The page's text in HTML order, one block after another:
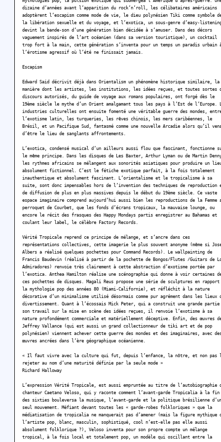
dizaine d’années avant l’apparition du rock’n’roll, les célibataires américains
adoptèrent l’escapism comme mode de vie, le dieu polynésien Tiki comme symbole
la libération sexuelle et du voyage, et l’exotica, un sous-genre d’easy-
devint la bande-son d’une génération bien décidée à s’amuser. Dans des décors
vaguement inspirés de l’art océanien (dans sa version touristique), un cocktail
trop fort à la main, cette génération s’inventa pour un temps un paradis urbain
l’érotisme agressif où l’été ne finissait jamais.
Escapism
Edward Said décrivit déjà dans Orientalism un phénomène historique similaire, la
manière dont les artistes, les institutions, les idées reçues, et toutes sortes
discours autorisés, du guide de voyage aux romans populaires, ont forgé dès le
19ème siècle le mythe d’un Orient amalgamant tous les pays à l’Est de l’Europe.
industries culturelles ont ensuite fomenté une véritable guerre des mondes,
l’exotisme latin, les turqueries, les rêves chinois, les mers caribéennes, le
Brésil, et un Pacifique Sud, fantasmé comme une nouvelle Arcadie alors qu’il
d’être le lieu de sanglants affrontements.
L’exotica, condensé musical d’un ailleurs aussi flou que fascinant, fonctionne
le même principe. Dans les disques de Les Baxter, Arthur Lyman ou de Martin
les rythmes africains se mélangent aux sonorités asiatiques pour produire un
absolument fictionnel. C’est le fétiche exotique parfait, à la fois totalement
inauthentique et absolument fascinant. L’orientalisme et le tropicalisme à sa
suite, sont donc impensables hors de l’invention des techniques de reproduction
de diffusion de plus en plus massives depuis le début du 19ème siècle. Ce vaste
espace imaginaire comprend aujourd’hui aussi bien les reproductions de la Femme
perroquet de Courbet, que les fonds d’écrans tropicaux, la mauvaise lounge, ou
encore le récit des frasques des Happy Mondays partis enregistrer au Bahamas et
coulant leur label, le célèbre Factory Records.
Vérité Tropicale reprend ce principe de mélange, et s’ancre dans ces
représentations collectives, cette imagerie le plus souvent anonyme (même si
Albers a réalisé quelques pochettes pour Command Records). Le wallpainting de
Francis Baudevin (réalisé à partir de la pochette de Bongos/Flutes /Guitars de
Admiradores) renvoie très clairement à cette abstraction d’exotisme portée par
l’exotica. Anthea Hamilton réalise une scénographie qui donne à voir certaines
ces pochettes de disques. Magali Reus propose une série de sculptures en rapport
la mythologie pop des années 80 (Miami-Californie), et réfléchit à la nature
décorative d’un minimalisme utilisé désormais comme pur agrément dans les lieux
divertissement. Quant à l’écossais Mick Peter, qui a construit une grande partie
son travail sur la mise en scène des idées reçues, il renvoie l’exotisme à sa
nature profondément commerciale et matériellement déceptive. Enfin, des œuvres
Jeffrey Vallance (qui est aussi un grand collectionneur de tiki art et de pop
polynésien) viennent achever cette guerre des mondes et des imaginaires, avec
œuvres ancrées dans l’ère géographique océanienne.
« Il faut vivre avec la culture qui fut, depuis l’enfance, la nôtre, et non pas
rejeter au nom d’une maturité définie par la seule mode »
Richard Halloway
L’expression Vérité Tropicale, est aussi empruntée au titre de l’autobiographie
chanteur Caetano Veloso, qui y raconte comment l’avant-garde Tropicalia à la fin
des sixties bouleversa la musique, l’avant-garde et la politique brésilienne
seul mouvement. Méfiant devant toutes les « garde-robes folkloriques » que la
médiatisation de tropicalia ne manquerait pas d’amener (mais la figure mythique
l’artiste pop, blanc, masculin, sophistiqué, cool n’est-elle pas elle aussi
absolument folklorique ?), Veloso inventa pour son propre compte un mélange
tropical, à la fois local et totalement pop, un modèle qui oscillant entre la